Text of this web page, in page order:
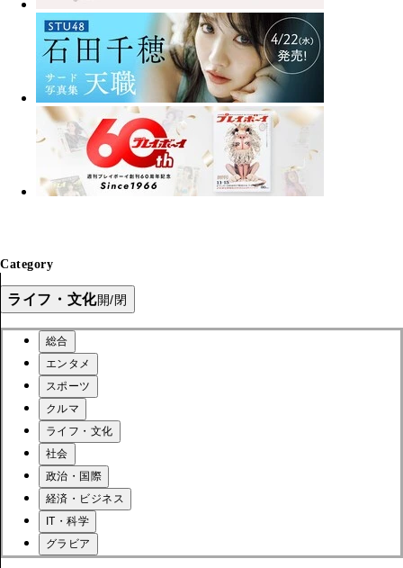
Category
ライフ・文化開/閉
総合
エンタメ
スポーツ
クルマ
ライフ・文化
社会
政治・国際
経済・ビジネス
IT・科学
グラビア